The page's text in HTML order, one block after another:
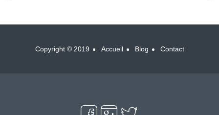
Copyright © 2019 Accueil Blog Contact